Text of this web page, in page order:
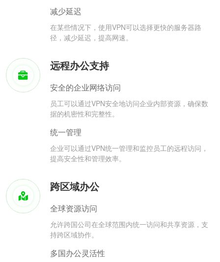
减少延迟
在某些情况下，使用VPN可以选择更快的服务器路
径，减少延迟，提高网速。
远程办公支持
安全的企业网络访问
员工可以通过VPN安全地访问企业内部资源，确保数
据的机密性和完整性。
统一管理
企业可以通过VPN统一管理和监控员工的远程访问，
提高安全性和管理效率。
跨区域办公
全球资源访问
允许跨国公司在全球范围内统一访问和共享资源，支
持跨区域协作。
多国办公灵活性